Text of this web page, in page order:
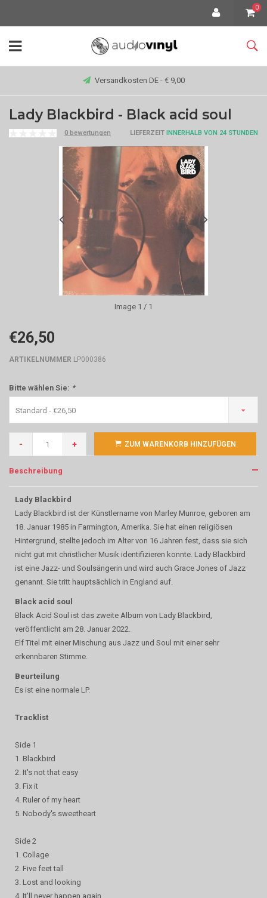
0
Versandkosten DE - € 9,00
Lady Blackbird - Black acid soul
0 bewertungen LIEFERZEIT INNERHALB VON 24 STUNDEN
Image 1 / 1
€26,50
ARTIKELNUMMER LP000386
Bitte wählen Sie: *
Standard - €26,50
- + ZUM WARENKORB HINZUFÜGEN
Beschreibung
Lady Blackbird
Lady Blackbird ist der Künstlername von Marley Munroe, geboren am
18. Januar 1985 in Farmington, Amerika. Sie hat einen religiösen
Hintergrund, stellte jedoch im Alter von 16 Jahren fest, dass sie sich
nicht gut mit christlicher Musik identifizieren konnte. Lady Blackbird
ist eine Jazz- und Soulsängerin und wird auch Grace Jones of Jazz
genannt. Sie tritt hauptsächlich in England auf.
Black acid soul
Black Acid Soul ist das zweite Album von Lady Blackbird,
veröffentlicht am 28. Januar 2022.
Elf Titel mit einer Mischung aus Jazz und Soul mit einer sehr
erkennbaren Stimme.
Beurteilung
Es ist eine normale LP.
Tracklist
Side 1
1. Blackbird
2. It's not that easy
3. Fix it
4. Ruler of my heart
5. Nobody's sweetheart
Side 2
1. Collage
2. Five feet tall
3. Lost and looking
4. It'll never happen again